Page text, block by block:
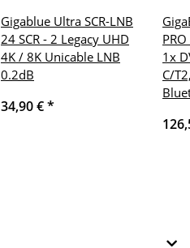
Gigablue Ultra SCR-LNB
24 SCR - 2 Legacy UHD
4K / 8K Unicable LNB
0.2dB
34,90 €*
1x
C/